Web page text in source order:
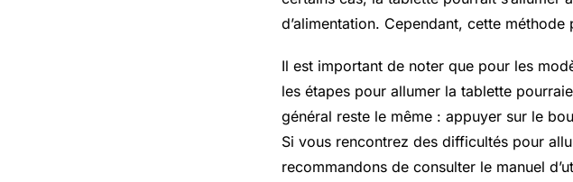
d’alimentation. Cependant, cette
Il est important de noter que pour les
les étapes pour allumer la tablette
général reste le même : appuyer sur le
Si vous rencontrez des difficultés pour
recommandons de consulter le manuel